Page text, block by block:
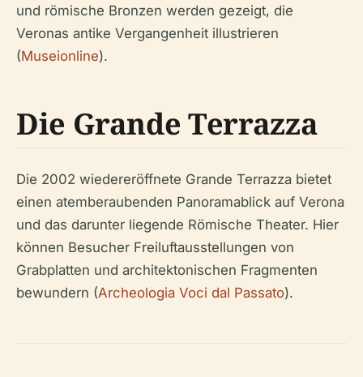
und römische Bronzen werden gezeigt, die
Veronas antike Vergangenheit illustrieren
(Museionline).
Die Grande Terrazza
Die 2002 wiedereröffnete Grande Terrazza bietet
einen atemberaubenden Panoramablick auf Verona
und das darunter liegende Römische Theater. Hier
können Besucher Freiluftausstellungen von
Grabplatten und architektonischen Fragmenten
bewundern (Archeologia Voci dal Passato).